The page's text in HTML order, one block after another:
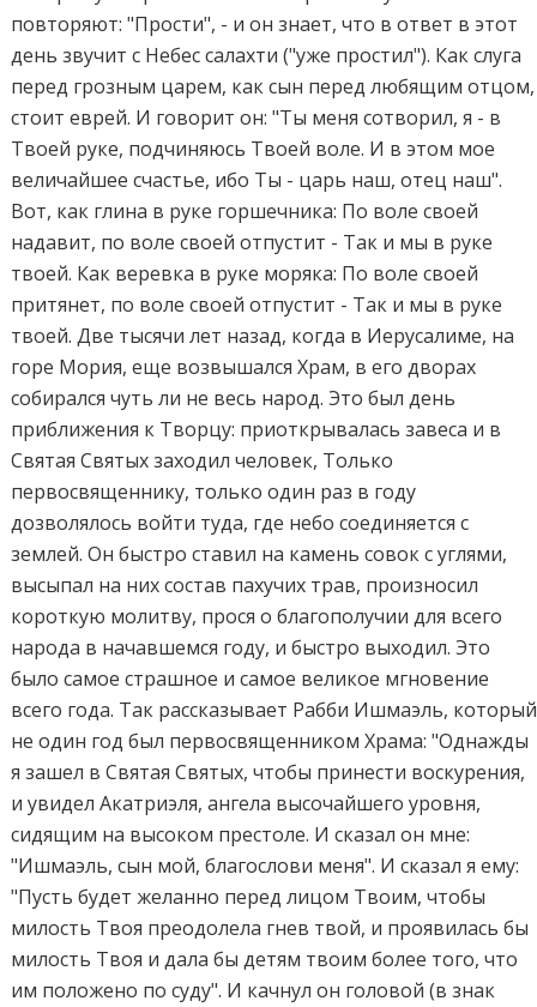
повторяют: "Прости", - и он знает, что в ответ в этот
день звучит с Небес салахти ("уже простил"). Как слуга
перед грозным царем, как сын перед любящим отцом,
стоит еврей. И говорит он: "Ты меня сотворил, я - в
Твоей руке, подчиняюсь Твоей воле. И в этом мое
величайшее счастье, ибо Ты - царь наш, отец наш".
Вот, как глина в руке горшечника: По воле своей
надавит, по воле своей отпустит - Так и мы в руке
твоей. Как веревка в руке моряка: По воле своей
притянет, по воле своей отпустит - Так и мы в руке
твоей. Две тысячи лет назад, когда в Иерусалиме, на
горе Мория, еще возвышался Храм, в его дворах
собирался чуть ли не весь народ. Это был день
приближения к Творцу: приоткрывалась завеса и в
Святая Святых заходил человек, Только
первосвященнику, только один раз в году
дозволялось войти туда, где небо соединяется с
землей. Он быстро ставил на камень совок с углями,
высыпал на них состав пахучих трав, произносил
короткую молитву, прося о благополучии для всего
народа в начавшемся году, и быстро выходил. Это
было самое страшное и самое великое мгновение
всего года. Так рассказывает Рабби Ишмаэль, который
не один год был первосвященником Храма: "Однажды
я зашел в Святая Святых, чтобы принести воскурения,
и увидел Акатриэля, ангела высочайшего уровня,
сидящим на высоком престоле. И сказал он мне:
"Ишмаэль, сын мой, благослови меня". И сказал я ему:
"Пусть будет желанно перед лицом Твоим, чтобы
милость Твоя преодолела гнев твой, и проявилась бы
милость Твоя и дала бы детям твоим более того, что
им положено по суду". И качнул он головой (в знак